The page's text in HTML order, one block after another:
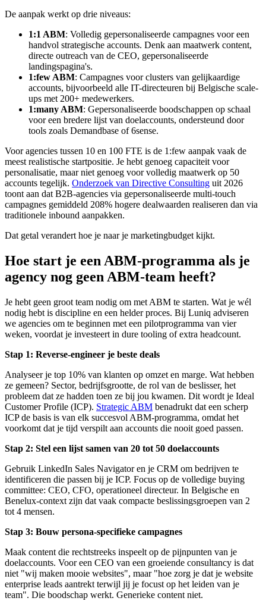
De aanpak werkt op drie niveaus:
1:1 ABM: Volledig gepersonaliseerde campagnes voor een
handvol strategische accounts. Denk aan maatwerk content,
directe outreach van de CEO, gepersonaliseerde
landingspagina's.
1:few ABM: Campagnes voor clusters van gelijkaardige
accounts, bijvoorbeeld alle IT-directeuren bij Belgische scale-
ups met 200+ medewerkers.
1:many ABM: Gepersonaliseerde boodschappen op schaal
voor een bredere lijst van doelaccounts, ondersteund door
tools zoals Demandbase of 6sense.
Voor agencies tussen 10 en 100 FTE is de 1:few aanpak vaak de
meest realistische startpositie. Je hebt genoeg capaciteit voor
personalisatie, maar niet genoeg voor volledig maatwerk op 50
accounts tegelijk. Onderzoek van Directive Consulting uit 2026
toont aan dat B2B-agencies via gepersonaliseerde multi-touch
campagnes gemiddeld 208% hogere dealwaarden realiseren dan via
traditionele inbound aanpakken.
Dat getal verandert hoe je naar je marketingbudget kijkt.
Hoe start je een ABM-programma als je
agency nog geen ABM-team heeft?
Je hebt geen groot team nodig om met ABM te starten. Wat je wél
nodig hebt is discipline en een helder proces. Bij Luniq adviseren
we agencies om te beginnen met een pilotprogramma van vier
weken, voordat je investeert in dure tooling of extra headcount.
Stap 1: Reverse-engineer je beste deals
Analyseer je top 10% van klanten op omzet en marge. Wat hebben
ze gemeen? Sector, bedrijfsgrootte, de rol van de beslisser, het
probleem dat ze hadden toen ze bij jou kwamen. Dit wordt je Ideal
Customer Profile (ICP). Strategic ABM benadrukt dat een scherp
ICP de basis is van elk succesvol ABM-programma, omdat het
voorkomt dat je tijd verspilt aan accounts die nooit goed passen.
Stap 2: Stel een lijst samen van 20 tot 50 doelaccounts
Gebruik LinkedIn Sales Navigator en je CRM om bedrijven te
identificeren die passen bij je ICP. Focus op de volledige buying
committee: CEO, CFO, operationeel directeur. In Belgische en
Benelux-context zijn dat vaak compacte beslissingsgroepen van 2
tot 4 mensen.
Stap 3: Bouw persona-specifieke campagnes
Maak content die rechtstreeks inspeelt op de pijnpunten van je
doelaccounts. Voor een CEO van een groeiende consultancy is dat
niet "wij maken mooie websites", maar "hoe zorg je dat je website
enterprise leads aantrekt terwijl jij je focust op het leiden van je
team". Die boodschap werkt. Generieke content niet.